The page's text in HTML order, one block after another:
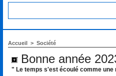
Accueil > Société
Bonne année
" Le temps s'est écoulé comme une